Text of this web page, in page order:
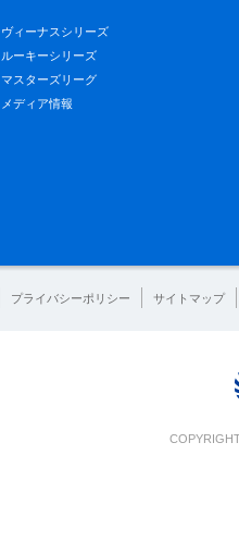
ヴィーナスシリーズ
ルーキーシリーズ
マスターズリーグ
メディア情報
プライバシーポリシー サイトマップ